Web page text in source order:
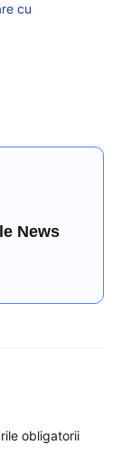
cu
News
obligatorii